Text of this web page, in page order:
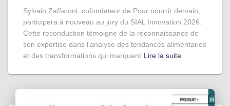
Sylvain Zaffaroni, cofondateur de Pour nourrir demain,
participera à nouveau au jury du SIAL Innovation 2026.
Cette reconduction témoigne de la reconnaissance de
son expertise dans l’analyse des tendances alimentaires
et des transformations qui marquent Lire la suite